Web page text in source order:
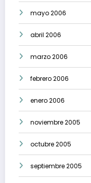
mayo 2006
abril 2006
marzo 2006
febrero 2006
enero 2006
noviembre 2005
octubre 2005
septiembre 2005